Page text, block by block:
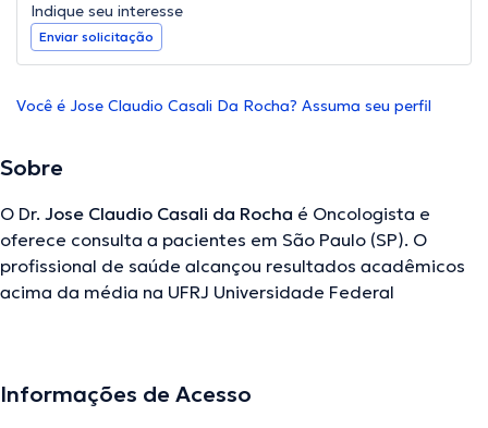
Indique seu interesse
Enviar solicitação
Você é Jose Claudio Casali Da Rocha? Assuma seu perfil
Sobre
O Dr. Jose Claudio Casali da Rocha é Oncologista e
oferece consulta a pacientes em São Paulo (SP). O
profissional de saúde alcançou resultados acadêmicos
acima da média na UFRJ Universidade Federal
outro lado, ele faz parte de diversas associações
Informações de Acesso